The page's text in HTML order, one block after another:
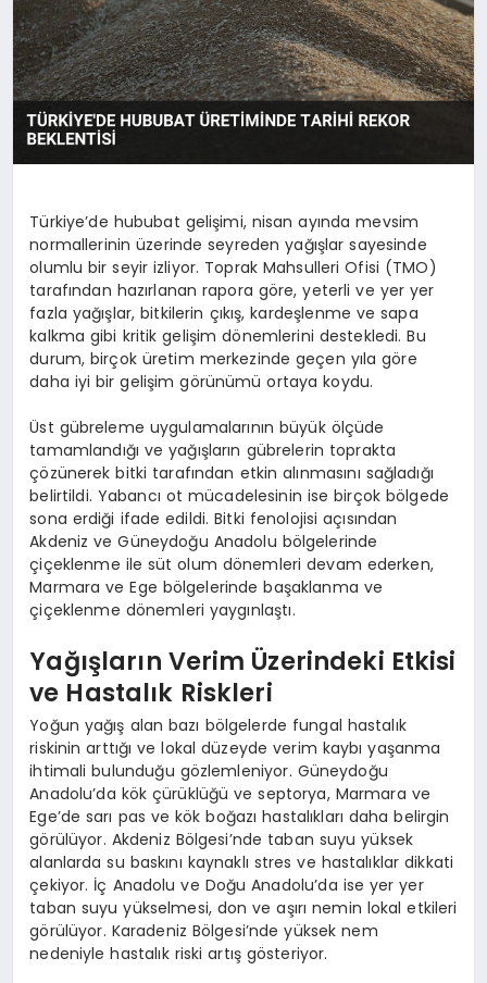
TEKNOLOJI
Türkiye’de hububat gelişimi, nisan ayında mevsim
normallerinin üzerinde seyreden yağışlar sayesinde
olumlu bir seyir izliyor. Toprak Mahsulleri Ofisi (TMO)
tarafından hazırlanan rapora göre, yeterli ve yer yer
fazla yağışlar, bitkilerin çıkış, kardeşlenme ve sapa
kalkma gibi kritik gelişim dönemlerini destekledi. Bu
durum, birçok üretim merkezinde geçen yıla göre
daha iyi bir gelişim görünümü ortaya koydu.
Üst gübreleme uygulamalarının büyük ölçüde
tamamlandığı ve yağışların gübrelerin toprakta
çözünerek bitki tarafından etkin alınmasını sağladığı
belirtildi. Yabancı ot mücadelesinin ise birçok bölgede
sona erdiği ifade edildi. Bitki fenolojisi açısından
Akdeniz ve Güneydoğu Anadolu bölgelerinde
çiçeklenme ile süt olum dönemleri devam ederken,
Marmara ve Ege bölgelerinde başaklanma ve
çiçeklenme dönemleri yaygınlaştı.
Yağışların Verim Üzerindeki Etkisi
ve Hastalık Riskleri
Yoğun yağış alan bazı bölgelerde fungal hastalık
riskinin arttığı ve lokal düzeyde verim kaybı yaşanma
ihtimali bulunduğu gözlemleniyor. Güneydoğu
Anadolu’da kök çürüklüğü ve septorya, Marmara ve
Ege’de sarı pas ve kök boğazı hastalıkları daha belirgin
görülüyor. Akdeniz Bölgesi’nde taban suyu yüksek
alanlarda su baskını kaynaklı stres ve hastalıklar dikkati
çekiyor. İç Anadolu ve Doğu Anadolu’da ise yer yer
taban suyu yükselmesi, don ve aşırı nemin lokal etkileri
görülüyor. Karadeniz Bölgesi’nde yüksek nem
nedeniyle hastalık riski artış gösteriyor.